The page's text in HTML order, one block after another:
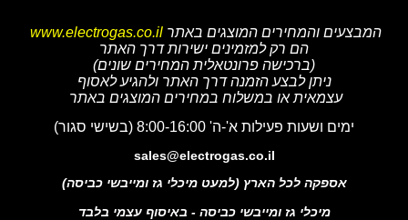
המבצעים והמחירים המוצגים באתר www.electrogas.co.il
הם רק למזמינים ישירות דרך האתר
(ברכישה פרונטאלית המחירים שונים)
ניתן לבצע הזמנה דרך האתר ולהגיע לאסוף
עצמאית או במשלוח במחירים המוצגים באתר
ימים ושעות פעילות א'-ה' 8:00-16:00 (בשישי סגור)
sales@electrogas.co.il
אספקה לכל הארץ (למעט מיכלי גז ומייבשי כביסה)
מיכלי גז ומייבשי כביסה - באיסוף עצמי בלבד